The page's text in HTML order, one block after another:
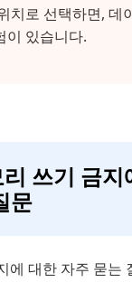
치로 선택하면, 데
이 있습니다.
쓰기 금
문
에 대한 자주 묻는